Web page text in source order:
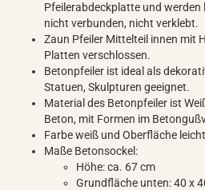
Pfeilerabdeckplatte und werden
nicht verbunden, nicht verklebt.
Zaun Pfeiler Mittelteil innen mit
Platten verschlossen.
Betonpfeiler ist ideal als
Statuen, Skulpturen geeignet.
Material des Betonpfeiler ist
Beton, mit Formen im
Farbe weiß und Oberfläche
Maße Betonsockel:
Höhe: ca. 67 cm
Grundfläche unten: 40 x